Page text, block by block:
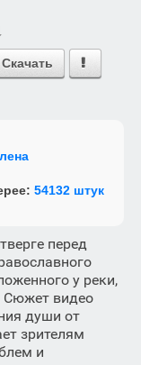
Скачать 
54132 штук
перед
у реки,
Сюжет видео
души от
зрителям
и